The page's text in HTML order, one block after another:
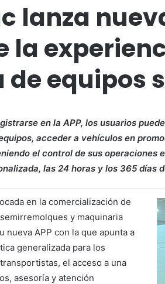
lanza
la
equipos
en la APP, los usuarios
acceder a vehículos en
el control de sus operaciones
las 24 horas y los 365 días
en la comercialización de
y maquinaria
nueva APP con la que apunta a
generalizada para los
el acceso a una
asesoría y atención